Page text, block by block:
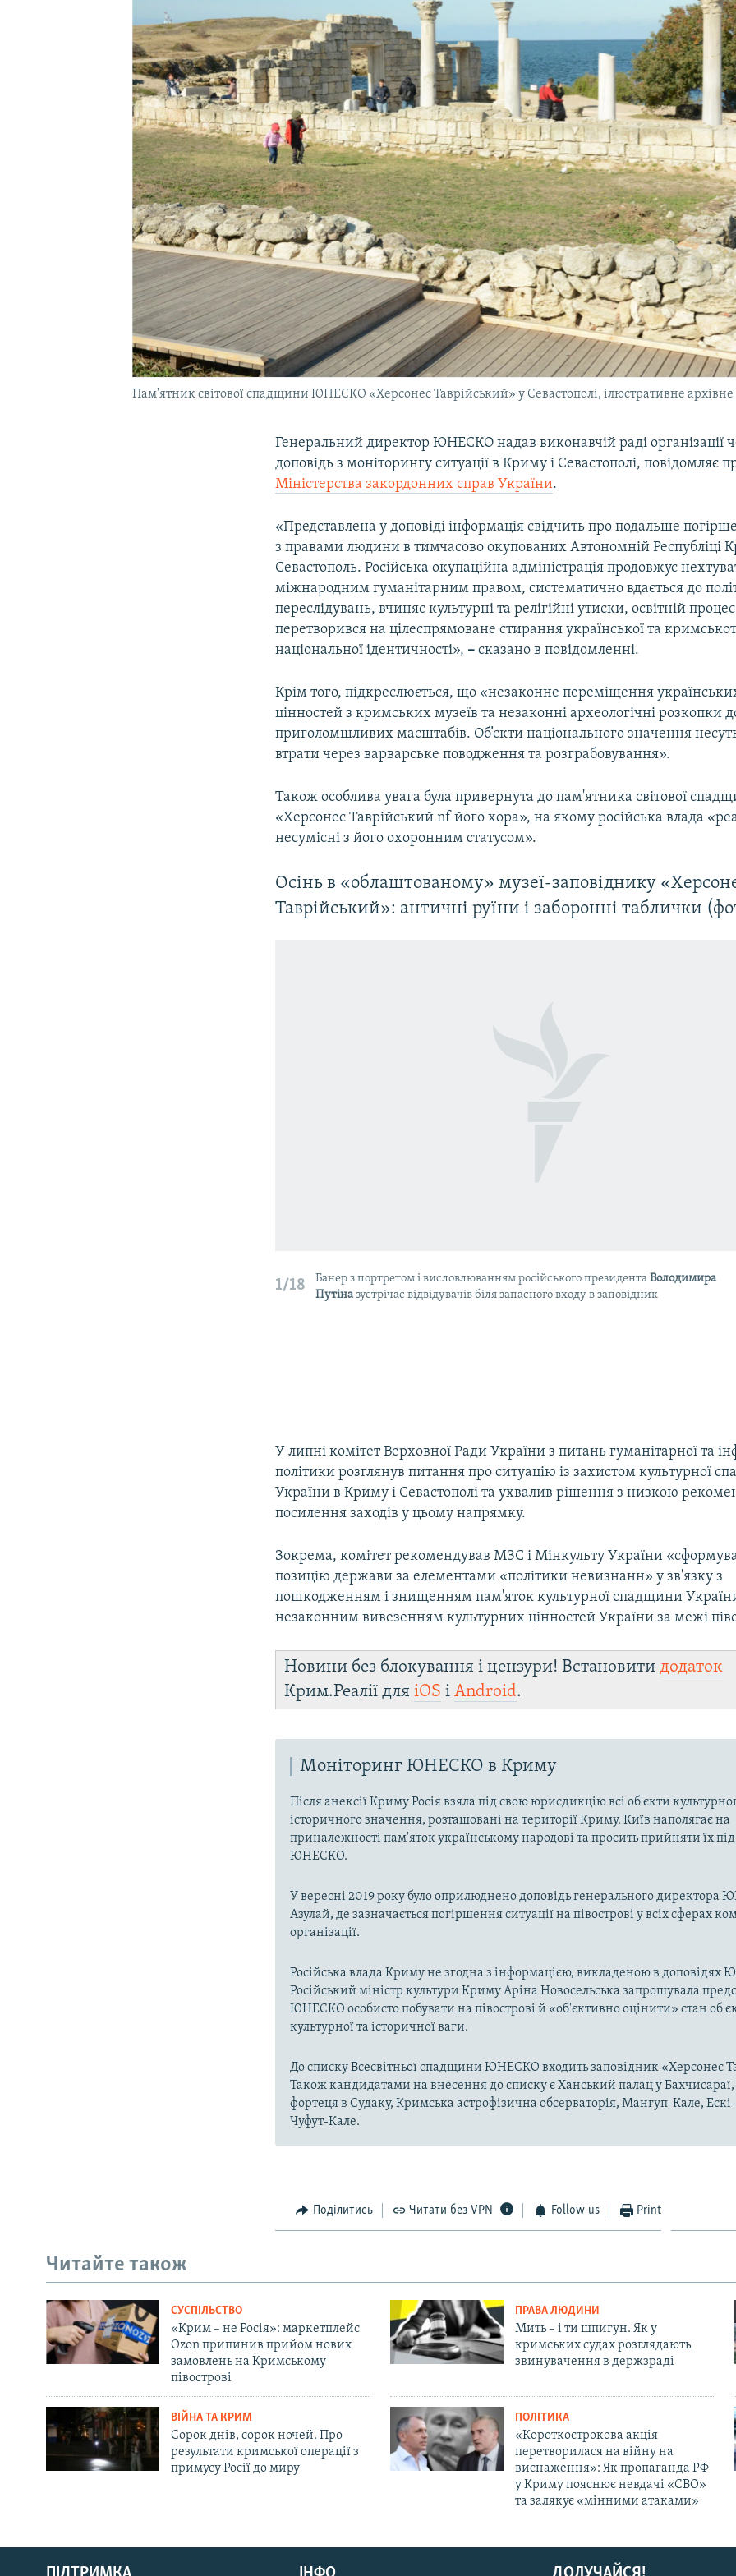
УКРАЇНСЬКА ПРОБЛЕМА КРИМУ
Русский
Пам'ятник світової спадщини ЮНЕСКО «Херсонес Таврійський» у Севастополі, ілюстративне архівне
Генеральний директор ЮНЕСКО надав виконавчій раді організації
доповідь з моніторингу ситуації в Криму і Севастополі, повідомляє
Міністерства закордонних справ України.
«Представлена у доповіді інформація свідчить про подальше
з правами людини в тимчасово окупованих Автономній Республіці
Севастополь. Російська окупаційна адміністрація продовжує
міжнародним гуманітарним правом, систематично вдається до
переслідувань, вчиняє культурні та релігійні утиски, освітній процес
перетворився на цілеспрямоване стирання української та
національної ідентичності», –сказано в повідомленні.
Крім того, підкреслюється, що «незаконне переміщення
цінностей з кримських музеїв та незаконні археологічні розкопки
приголомшливих масштабів. Об’єкти національного значення
втрати через варварське поводження та розграбовування».
Також особлива увага була привернута до пам'ятника світової
«Херсонес Таврійський nf його хора», на якому російська влада
несумісні з його охоронним статусом».
Осінь в «облаштованому» музеї-заповіднику
Таврійський»: античні руїни і заборонні таблички
1/18 Банер з портретом і висловлюванням російського президентаВолодимира
Путіна зустрічає відвідувачів біля запасного входу в заповідник
У липні комітет Верховної Ради України з питань гуманітарної та
політики розглянув питання про ситуацію із захистом культурної
України в Криму і Севастополі та ухвалив рішення з низкою
посилення заходів у цьому напрямку.
Зокрема, комітет рекомендував МЗС і Мінкульту України
позицію держави за елементами «політики нeвизнанн» у зв'язку з
пошкодженням і знищенням пам'яток культурної спадщини
незаконним вивезенням культурних цінностей України за межі
Новини без блокування і цензури! Встановитидодаток
Крим.Реалії дляiOS іAndroid.
Моніторинг ЮНЕСКО в Криму
Після анексії Криму Росія взяла під свою юрисдикцію всі об'єкти
історичного значення, розташовані на території Криму. Київ наполягає на
приналежності пам'яток українському народові та просить прийняти їх під
ЮНЕСКО.
У вересні 2019 року було оприлюднено доповідь генерального директора
Азулай, де зазначається погіршення ситуації на півострові у всіх сферах
організації.
Російська влада Криму не згодна з інформацією, викладеною в доповідях
Російський міністр культури Криму Аріна Новосельська запрошувала
ЮНЕСКО особисто побувати на півострові й «об'єктивно оцінити» стан
культурної та історичної ваги.
До списку Всесвітньої спадщини ЮНЕСКО входить заповідник «Херсонес
Також кандидатами на внесення до списку є Ханський палац у Бахчисараї,
фортеця в Судаку, Кримська астрофізична обсерваторія, Мангуп-Кале,
Чуфут-Кале.
Поділитись Читати без VPN Follow us Print
Читайте також
СУСПІЛЬСТВО
«Крим – не Росія»: маркетплейс
Ozon припинив прийом нових
замовлень на Кримському
півострові
ПРАВА ЛЮДИНИ
Мить – і ти шпигун. Як у
кримських судах розглядають
звинувачення в держзраді
ВІЙНА ТА КРИМ
Сорок днів, сорок ночей. Про
результати кримської операції з
примусу Росії до миру
ПОЛІТИКА
«Короткострокова акція
перетворилася на війну на
виснаження»: Як пропаганда РФ
у Криму пояснює невдачі «СВО»
та залякує «мінними атаками»